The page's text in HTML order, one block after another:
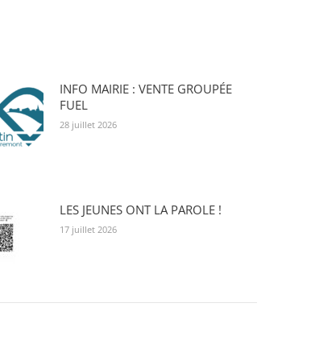
INFO MAIRIE : VENTE GROUPÉE
FUEL
28 juillet 2026
LES JEUNES ONT LA PAROLE !
17 juillet 2026